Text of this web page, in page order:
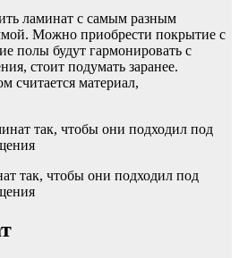
ламинат с самым разным
Можно приобрести покрытие с
полы будут гармонировать с
стоит подумать заранее.
считается материал,
так, чтобы они подходил под